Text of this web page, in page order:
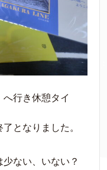
へ行き休憩タイ
となりました。
ない、いない？